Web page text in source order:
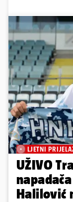
LJETNI
UŽIVO
Halilović